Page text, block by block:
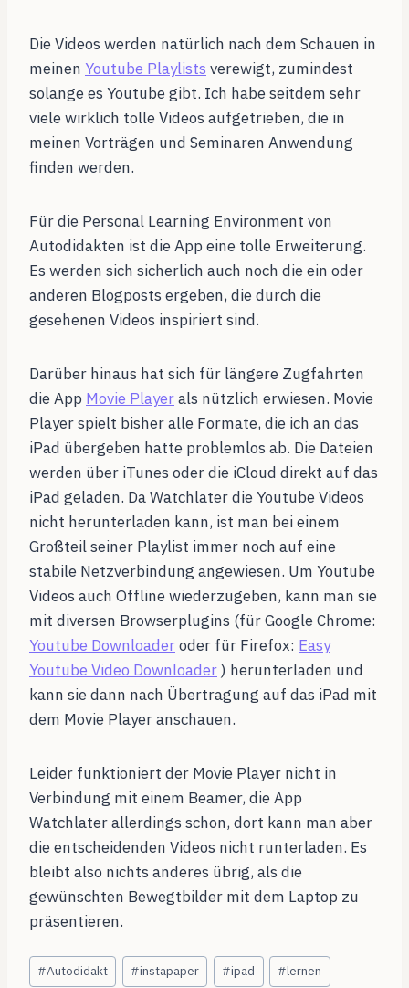
Die Videos werden natürlich nach dem Schauen in
meinen Youtube Playlists verewigt, zumindest
solange es Youtube gibt. Ich habe seitdem sehr
viele wirklich tolle Videos aufgetrieben, die in
meinen Vorträgen und Seminaren Anwendung
finden werden.
Für die Personal Learning Environment von
Autodidakten ist die App eine tolle Erweiterung.
Es werden sich sicherlich auch noch die ein oder
anderen Blogposts ergeben, die durch die
gesehenen Videos inspiriert sind.
Darüber hinaus hat sich für längere Zugfahrten
die App Movie Playerals nützlich erwiesen. Movie
Player spielt bisher alle Formate, die ich an das
iPad übergeben hatte problemlos ab. Die Dateien
werden über iTunes oder die iCloud direkt auf das
iPad geladen. Da Watchlater die Youtube Videos
nicht herunterladen kann, ist man bei einem
Großteil seiner Playlist immer noch auf eine
stabile Netzverbindung angewiesen. Um Youtube
Videos auch Offline wiederzugeben, kann man sie
mit diversen Browserplugins (für Google Chrome:
Youtube Downloaderoder für Firefox: Easy
Youtube Video Downloader) herunterladen und
kann sie dann nach Übertragung auf das iPad mit
dem Movie Player anschauen.
Leider funktioniert der Movie Player nicht in
Verbindung mit einem Beamer, die App
Watchlater allerdings schon, dort kann man aber
die entscheidenden Videos nicht runterladen. Es
bleibt also nichts anderes übrig, als die
gewünschten Bewegtbilder mit dem Laptop zu
präsentieren.
Schlagworte:
#Autodidakt #instapaper #ipad #lernen